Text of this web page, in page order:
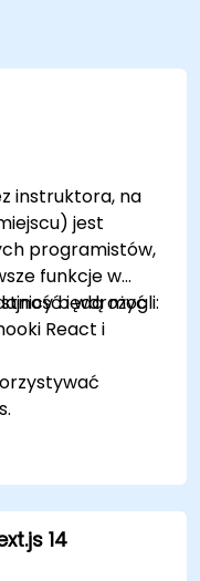
instruktora, na
jest
programistów,
funkcje w
i wdrożyć
będą mogli:
React i
podejścia do
danych,
regenerację
14